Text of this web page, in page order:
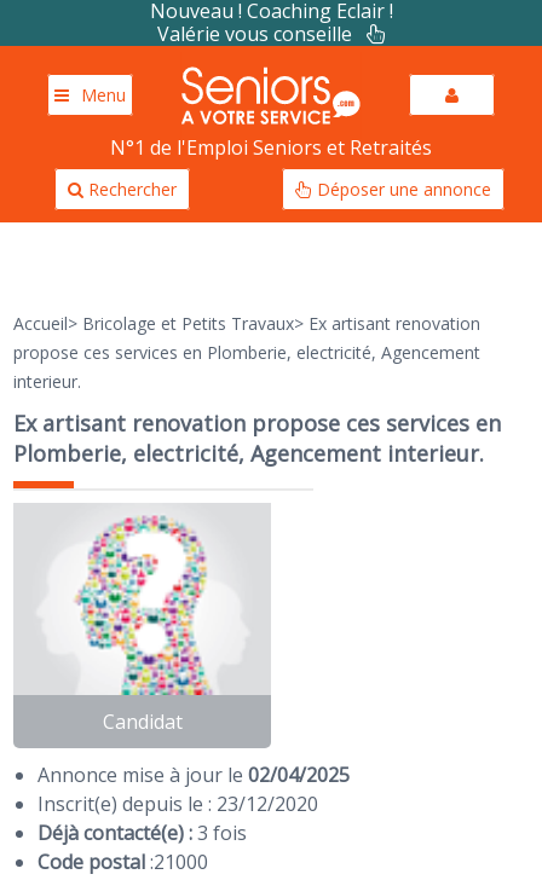
Nouveau ! Coaching Eclair !
Valérie vous conseille
Menu
N°1 de l'Emploi Seniors et Retraités
Rechercher Déposer une annonce
Accueil> Bricolage et Petits Travaux> Ex artisant renovation
propose ces services en Plomberie, electricité, Agencement
interieur.
Ex artisant renovation propose ces services en
Plomberie, electricité, Agencement interieur.
Candidat
Annonce mise à jour le02/04/2025
Inscrit(e) depuis le : 23/12/2020
Déjà contacté(e) :3 fois
Code postal:21000